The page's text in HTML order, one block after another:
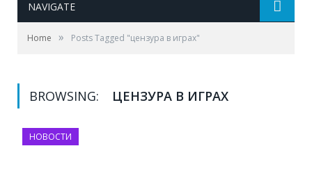
NAVIGATE
Home » Posts Tagged "цензура в играх"
BROWSING: ЦЕНЗУРА В ИГРАХ
НОВОСТИ